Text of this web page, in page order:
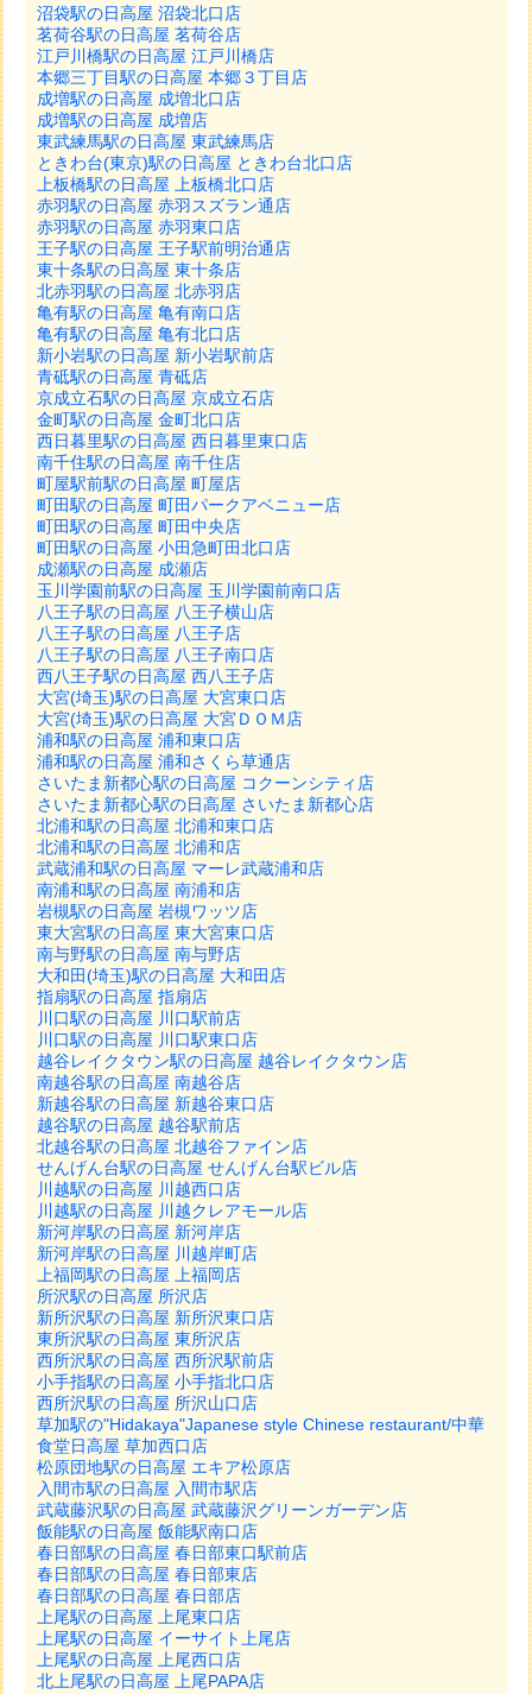
沼袋駅の日高屋 沼袋北口店
茗荷谷駅の日高屋 茗荷谷店
江戸川橋駅の日高屋 江戸川橋店
本郷三丁目駅の日高屋 本郷３丁目店
成増駅の日高屋 成増北口店
成増駅の日高屋 成増店
東武練馬駅の日高屋 東武練馬店
ときわ台(東京)駅の日高屋 ときわ台北口店
上板橋駅の日高屋 上板橋北口店
赤羽駅の日高屋 赤羽スズラン通店
赤羽駅の日高屋 赤羽東口店
王子駅の日高屋 王子駅前明治通店
東十条駅の日高屋 東十条店
北赤羽駅の日高屋 北赤羽店
亀有駅の日高屋 亀有南口店
亀有駅の日高屋 亀有北口店
新小岩駅の日高屋 新小岩駅前店
青砥駅の日高屋 青砥店
京成立石駅の日高屋 京成立石店
金町駅の日高屋 金町北口店
西日暮里駅の日高屋 西日暮里東口店
南千住駅の日高屋 南千住店
町屋駅前駅の日高屋 町屋店
町田駅の日高屋 町田パークアベニュー店
町田駅の日高屋 町田中央店
町田駅の日高屋 小田急町田北口店
成瀬駅の日高屋 成瀬店
玉川学園前駅の日高屋 玉川学園前南口店
八王子駅の日高屋 八王子横山店
八王子駅の日高屋 八王子店
八王子駅の日高屋 八王子南口店
西八王子駅の日高屋 西八王子店
大宮(埼玉)駅の日高屋 大宮東口店
大宮(埼玉)駅の日高屋 大宮ＤＯＭ店
浦和駅の日高屋 浦和東口店
浦和駅の日高屋 浦和さくら草通店
さいたま新都心駅の日高屋 コクーンシティ店
さいたま新都心駅の日高屋 さいたま新都心店
北浦和駅の日高屋 北浦和東口店
北浦和駅の日高屋 北浦和店
武蔵浦和駅の日高屋 マーレ武蔵浦和店
南浦和駅の日高屋 南浦和店
岩槻駅の日高屋 岩槻ワッツ店
東大宮駅の日高屋 東大宮東口店
南与野駅の日高屋 南与野店
大和田(埼玉)駅の日高屋 大和田店
指扇駅の日高屋 指扇店
川口駅の日高屋 川口駅前店
川口駅の日高屋 川口駅東口店
越谷レイクタウン駅の日高屋 越谷レイクタウン店
南越谷駅の日高屋 南越谷店
新越谷駅の日高屋 新越谷東口店
越谷駅の日高屋 越谷駅前店
北越谷駅の日高屋 北越谷ファイン店
せんげん台駅の日高屋 せんげん台駅ビル店
川越駅の日高屋 川越西口店
川越駅の日高屋 川越クレアモール店
新河岸駅の日高屋 新河岸店
新河岸駅の日高屋 川越岸町店
上福岡駅の日高屋 上福岡店
所沢駅の日高屋 所沢店
新所沢駅の日高屋 新所沢東口店
東所沢駅の日高屋 東所沢店
西所沢駅の日高屋 西所沢駅前店
小手指駅の日高屋 小手指北口店
西所沢駅の日高屋 所沢山口店
草加駅の"Hidakaya"Japanese style Chinese restaurant/中華
食堂日高屋 草加西口店
松原団地駅の日高屋 エキア松原店
入間市駅の日高屋 入間市駅店
武蔵藤沢駅の日高屋 武蔵藤沢グリーンガーデン店
飯能駅の日高屋 飯能駅南口店
春日部駅の日高屋 春日部東口駅前店
春日部駅の日高屋 春日部東店
春日部駅の日高屋 春日部店
上尾駅の日高屋 上尾東口店
上尾駅の日高屋 イーサイト上尾店
上尾駅の日高屋 上尾西口店
北上尾駅の日高屋 上尾PAPA店